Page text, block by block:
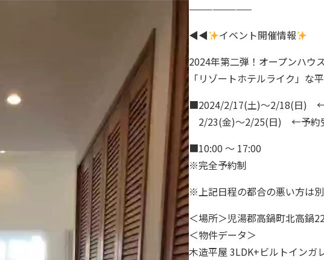
————————
◀◀
イベント開催情報
2024年第二弾！オープンハウ
「リゾートホテルライク」な
■2024/2/17(土)～2/18(日) ←
2/23(金)～2/25(日) ←予約
■10:00 ～ 17:00
※完全予約制
※上記日程の都合の悪い方は別
＜場所＞児湯郡高鍋町北高鍋
＜物件データ＞
木造平屋 3LDK+ビルトインガ